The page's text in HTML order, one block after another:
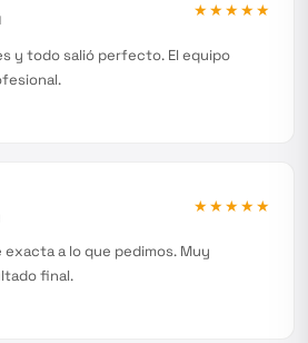
★★★★★
y todo salió perfecto. El equipo
★★★★★
a lo que pedimos. Muy
final.